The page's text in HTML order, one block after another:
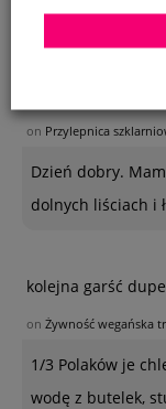
bardzo dużej
on Przylepnica
Dzień dobry.
dolnych liściach i
kolejna garść
on Żywność wegańska
1/3 Polaków je
wodę z butelek,